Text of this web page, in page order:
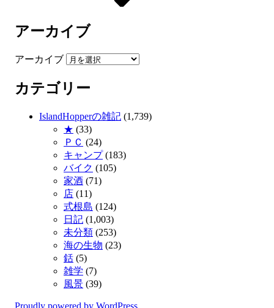
アーカイブ
アーカイブ
カテゴリー
IslandHopperの雑記 (1,739)
★ (33)
ＰＣ (24)
キャンプ(183)
バイク (105)
家酒 (71)
店 (11)
式根島 (124)
日記 (1,003)
未分類 (253)
海の生物 (23)
銛 (5)
雑学 (7)
風景 (39)
Proudly powered by WordPress